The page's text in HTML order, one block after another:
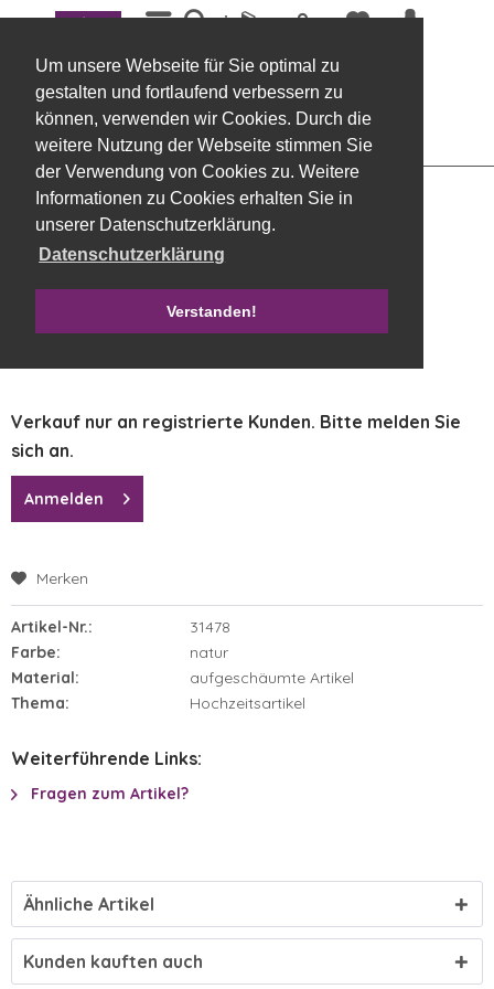
Um unsere Webseite für Sie optimal zu
gestalten und fortlaufend verbessern zu
können, verwenden wir Cookies. Durch die
weitere Nutzung der Webseite stimmen Sie
der Verwendung von Cookies zu. Weitere
Informationen zu Cookies erhalten Sie in
unserer Datenschutzerklärung.
Datenschutzerklärung
Verstanden!
Menü
Übersicht Steckhilfen, frisch
OASIS® Auto-Herz Nassschaum auf
Kunststoffunterlage mit Vakuumsauger
40 x 42 cm H7,5cm
Verkauf nur an registrierte Kunden. Bitte melden Sie
sich an.
Anmelden
Merken
Artikel-Nr.:
31478
Farbe:
natur
Material:
aufgeschäumte Artikel
Thema:
Hochzeitsartikel
Weiterführende Links:
Fragen zum Artikel?
Ähnliche Artikel
Kunden kauften auch